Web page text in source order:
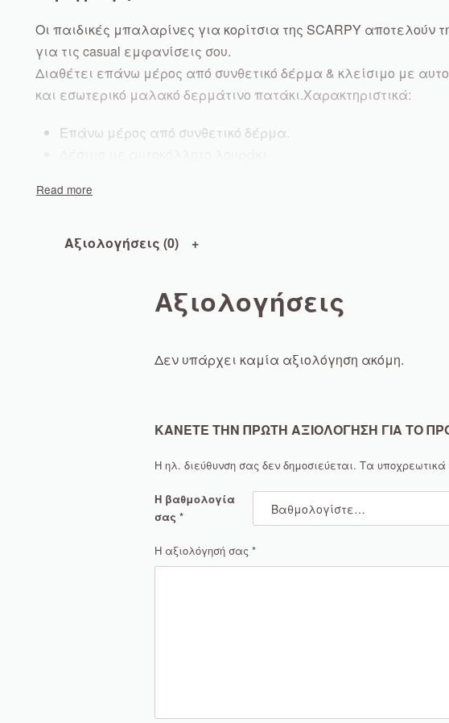
Οι παιδικές μπαλαρίνες για κορίτσια της SCARPY αποτελούν
για τις casual εμφανίσεις σου.
Διαθέτει επάνω μέρος από συνθετικό δέρμα & κλείσιμο με
και εσωτερικό μαλακό δερμάτινο πατάκι.Χαρακτηριστικά:
Επάνω μέρος από συνθετικό δέρμα.
Αξιολογήσεις (0)
Αξιολογήσεις
Δεν υπάρχει καμία αξιολόγηση ακόμη.
ΚΆΝΕΤΕ ΤΗΝ ΠΡΏΤΗ ΑΞΙΟΛΌΓΗΣΗ ΓΙΑ ΤΟ
Η ηλ. διεύθυνση σας δεν δημοσιεύεται. Τα υποχρεωτικά
Η βαθμολογία
σας *
Η αξιολόγησή σας *